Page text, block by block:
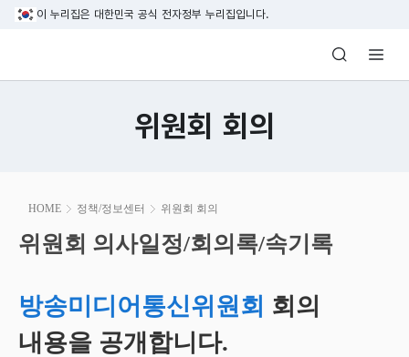
본문 바로가기
이 누리집은 대한민국 공식 전자정부 누리집입니다.
방송미디어통신위원회 Korea Media
위원회 회의
HOME 정책/정보센터 위원회 회의
위원회 의사일정/회의록/속기록
시
작
위원회 의사일정/회의록/속기록
방송미디어통신위원회 회의
내용을 공개합니다.